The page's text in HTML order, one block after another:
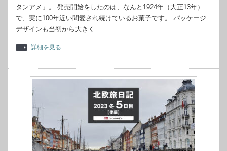
タンアメ」。 発売開始をしたのは、なんと1924年（大正13年）
で、実に100年近い間愛され続けているお菓子です。 パッケージ
デザインも当初から大きく…
詳細を見る